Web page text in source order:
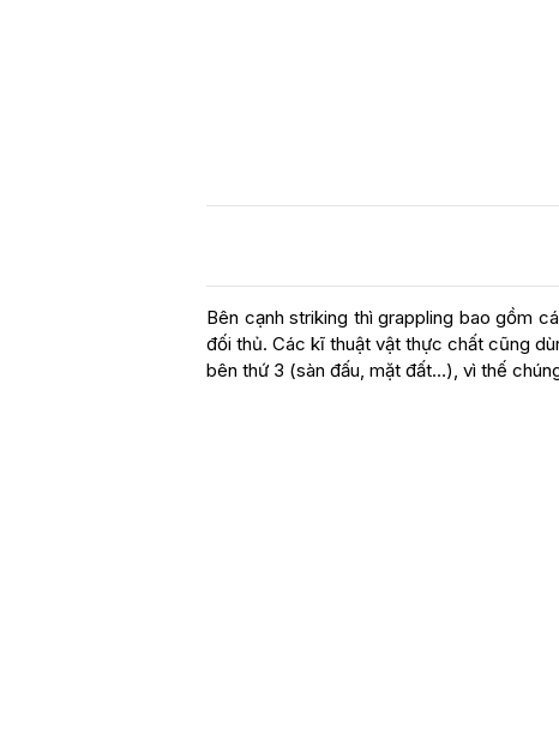
Bên cạnh striking thì grappling bao gồm
đối thủ. Các kĩ thuật vật thực chất cũng
bên thứ 3 (sàn đấu, mặt đất…), vì thế